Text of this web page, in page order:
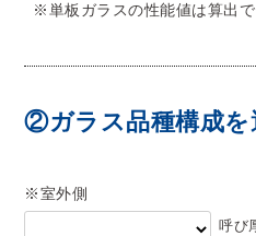
※単板ガラスの性能値は算出で
②ガラス品種構成を
※室外側
呼び